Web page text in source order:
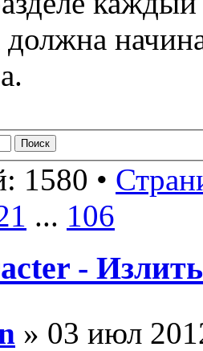
1580 •
... 106
-
» 03 июл